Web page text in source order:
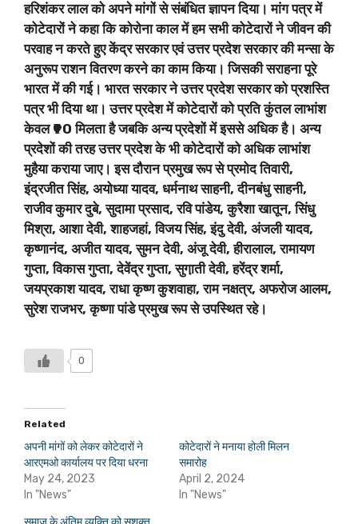
हरिशंकर लाल को अपने मांगों से संबंधित ज्ञापन दिया। मांग पत्र में
कोटेदारों ने कहा कि कोरोना काल में हम सभी कोटेदारों ने जीवन की
परवाह न करते हुए केंद्र सरकार एवं उत्तर प्रदेश सरकार की मन्सा के
अनुरूप राशन वितरण करने का काम किया। जिसकी सराहना पूरे
भारत में की गई। भारत सरकार ने उत्तर प्रदेश सरकार को प्रशस्ति
पत्र भी दिया था। उत्तर प्रदेश में कोटेदारों को प्रति कुंतल लाभांश
केवल ₹90 मिलता है जबकि अन्य प्रदेशों में इससे अधिक है। अन्य
प्रदेशों की तरह उत्तर प्रदेश के भी कोटेदारों को अधिक लाभांश
मुहैया कराया जाए। इस दौरान प्रमुख रूप से प्रमोद तिवारी,
इंद्रजीत सिंह, अयोध्या यादव, धर्मनाथ साहनी, दीनबंधु साहनी,
राजीव कुमार दुबे, सुदामा प्रसाद, रवि पांडेय, कुरैशा खातून, सिंधु
मिश्रा, आशा देवी, शाहजहां, विजय सिंह, इंदु देवी, अंजली यादव,
कृष्णानंद, अजीत यादव, सुमन देवी, अंजू देवी, हीरालाल, रामायण
गुप्ता, विकास गुप्ता, देवेंद्र गुप्ता, सुगा़ती देवी, हरेंद्र शर्मा,
जयप्रकाश यादव, राधा कृष्ण कुशवाहा, राम नक्षत्र, अफरोज आलम,
सुरेश राजभर, कृष्णा पांडे प्रमुख रूप से उपस्थित रहे।
0
Related
अपनी मांगों को लेकर कोटेदारों ने
आरएमओ कार्यालय पर दिया धरना
May 24, 2023
In "News"
कोटेदारों ने मनाया होली मिलन
समारोह
April 2, 2024
In "News"